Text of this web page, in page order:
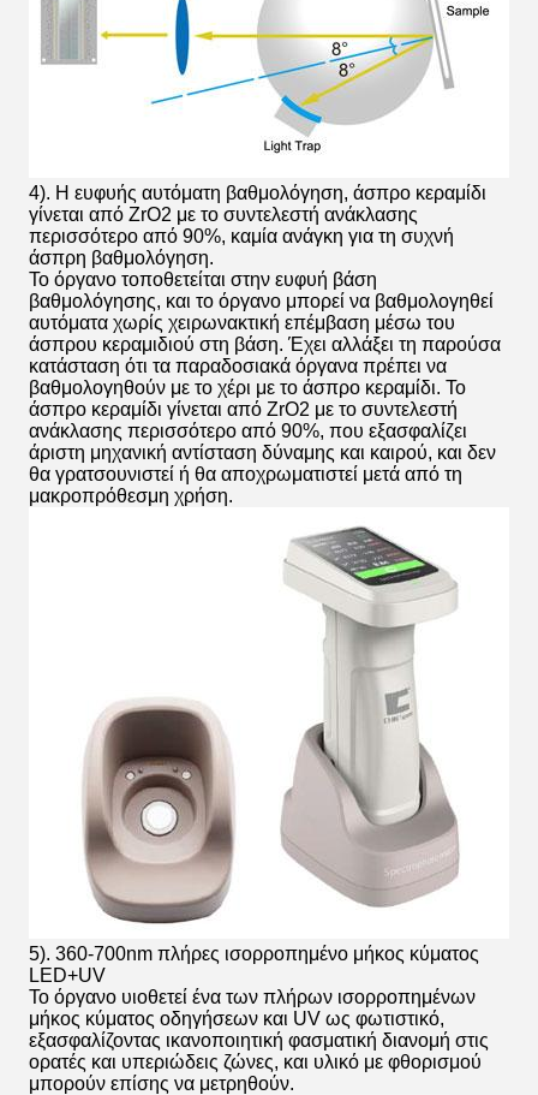
4). Η ευφυής αυτόματη βαθμολόγηση, άσπρο κεραμίδι
γίνεται από ZrO2 με το συντελεστή ανάκλασης
περισσότερο από 90%, καμία ανάγκη για τη συχνή
άσπρη βαθμολόγηση.
Το όργανο τοποθετείται στην ευφυή βάση
βαθμολόγησης, και το όργανο μπορεί να βαθμολογηθεί
αυτόματα χωρίς χειρωνακτική επέμβαση μέσω του
άσπρου κεραμιδιού στη βάση. Έχει αλλάξει τη παρούσα
κατάσταση ότι τα παραδοσιακά όργανα πρέπει να
βαθμολογηθούν με το χέρι με το άσπρο κεραμίδι. Το
άσπρο κεραμίδι γίνεται από ZrO2 με το συντελεστή
ανάκλασης περισσότερο από 90%, που εξασφαλίζει
άριστη μηχανική αντίσταση δύναμης και καιρού, και δεν
θα γρατσουνιστεί ή θα αποχρωματιστεί μετά από τη
μακροπρόθεσμη χρήση.
5). 360-700nm πλήρες ισορροπημένο μήκος κύματος
LED+UV
Το όργανο υιοθετεί ένα των πλήρων ισορροπημένων
μήκος κύματος οδηγήσεων και UV ως φωτιστικό,
εξασφαλίζοντας ικανοποιητική φασματική διανομή στις
ορατές και υπεριώδεις ζώνες, και υλικό με φθορισμού
μπορούν επίσης να μετρηθούν.